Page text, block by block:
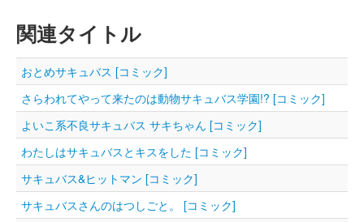
関連タイトル
おとめサキュバス [コミック]
さらわれてやって来たのは動物サキュバス学園!? [コミック]
よいこ系不良サキュバス サキちゃん [コミック]
わたしはサキュバスとキスをした [コミック]
サキュバス&ヒットマン [コミック]
サキュバスさんのはつしごと。 [コミック]